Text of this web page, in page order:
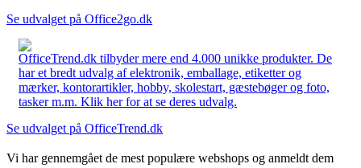
Se udvalget på Office2go.dk
OfficeTrend.dk tilbyder mere end 4.000 unikke produkter. De
har et bredt udvalg af elektronik, emballage, etiketter og
mærker, kontorartikler, hobby, skolestart, gæstebøger og foto,
tasker m.m. Klik her for at se deres udvalg.
Se udvalget på OfficeTrend.dk
Vi har gennemgået de mest populære webshops og anmeldt dem